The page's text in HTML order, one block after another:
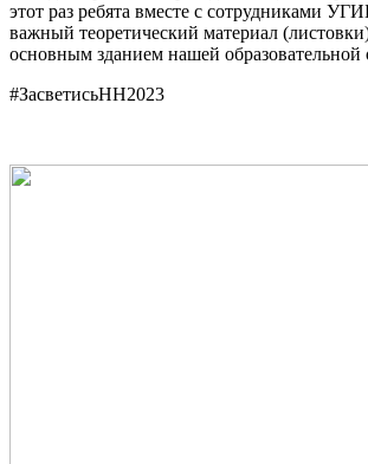
этот раз ребята вместе с сотрудниками
важный теоретический материал
основным зданием нашей образовательной
#ЗасветисьНН2023